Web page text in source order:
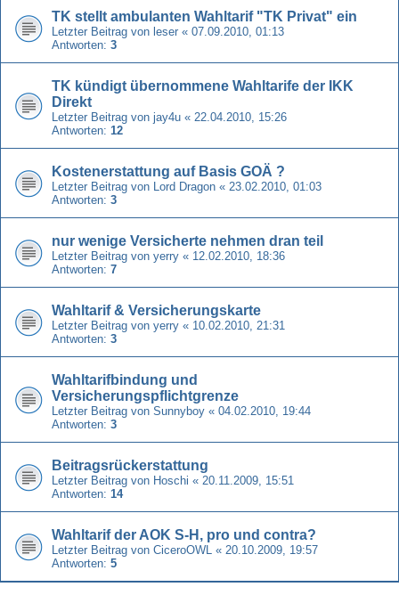
TK stellt ambulanten Wahltarif "TK Privat" ein
Letzter Beitrag von leser « 07.09.2010, 01:13
Antworten: 3
TK kündigt übernommene Wahltarife der IKK
Direkt
Letzter Beitrag von jay4u « 22.04.2010, 15:26
Antworten: 12
Kostenerstattung auf Basis GOÄ ?
Letzter Beitrag von Lord Dragon « 23.02.2010, 01:03
Antworten: 3
nur wenige Versicherte nehmen dran teil
Letzter Beitrag von yerry « 12.02.2010, 18:36
Antworten: 7
Wahltarif & Versicherungskarte
Letzter Beitrag von yerry « 10.02.2010, 21:31
Antworten: 3
Wahltarifbindung und
Versicherungspflichtgrenze
Letzter Beitrag von Sunnyboy « 04.02.2010, 19:44
Antworten: 3
Beitragsrückerstattung
Letzter Beitrag von Hoschi « 20.11.2009, 15:51
Antworten: 14
Wahltarif der AOK S-H, pro und contra?
Letzter Beitrag von CiceroOWL « 20.10.2009, 19:57
Antworten: 5